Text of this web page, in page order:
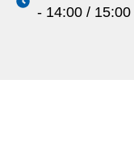
- 14:00 /